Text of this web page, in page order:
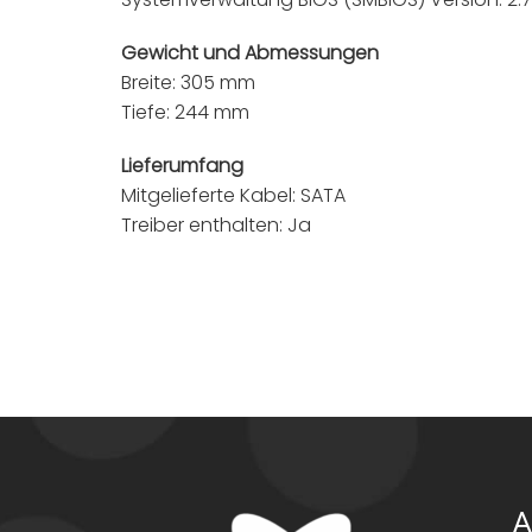
Gewicht und Abmessungen
Breite: 305 mm
Tiefe: 244 mm
Lieferumfang
Mitgelieferte Kabel: SATA
Treiber enthalten: Ja